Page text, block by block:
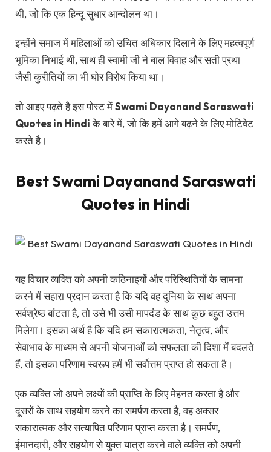
थी, जो कि एक हिन्दू सुधार आन्दोलन था।
इन्होंने समाज में महिलाओं को उचित अधिकार दिलाने के लिए महत्वपूर्ण
भूमिका निभाई थी, साथ ही स्वामी जी ने बाल विवाह और सती प्रथा
जैसी कुरीतियों का भी घोर विरोध किया था।
तो आइए पढ़ते है इस पोस्ट मेंSwami Dayanand Saraswati
Quotes in Hindiके बारे में, जो कि हमें आगे बढ़ने के लिए मोटिवेट
करते है।
Best Swami Dayanand Saraswati
Quotes in Hindi
यह विचार व्यक्ति को अपनी कठिनाइयों और परिस्थितियों के सामना
करने में सहारा प्रदान करता है कि यदि वह दुनिया के साथ अपना
सर्वश्रेष्ठ बांटता है, तो उसे भी उसी मापदंड के साथ कुछ बहुत उत्तम
मिलेगा। इसका अर्थ है कि यदि हम सकारात्मकता, नेतृत्व, और
सेवाभाव के माध्यम से अपनी योजनाओं को सफलता की दिशा में बदलते
हैं, तो इसका परिणाम स्वरूप हमें भी सर्वोत्तम प्राप्त हो सकता है।
एक व्यक्ति जो अपने लक्ष्यों की प्राप्ति के लिए मेहनत करता है और
दूसरों के साथ सहयोग करने का समर्पण करता है, वह अक्सर
सकारात्मक और सत्यापित परिणाम प्राप्त करता है। समर्पण,
ईमानदारी, और सहयोग से युक्त यात्रा करने वाले व्यक्ति को अपनी